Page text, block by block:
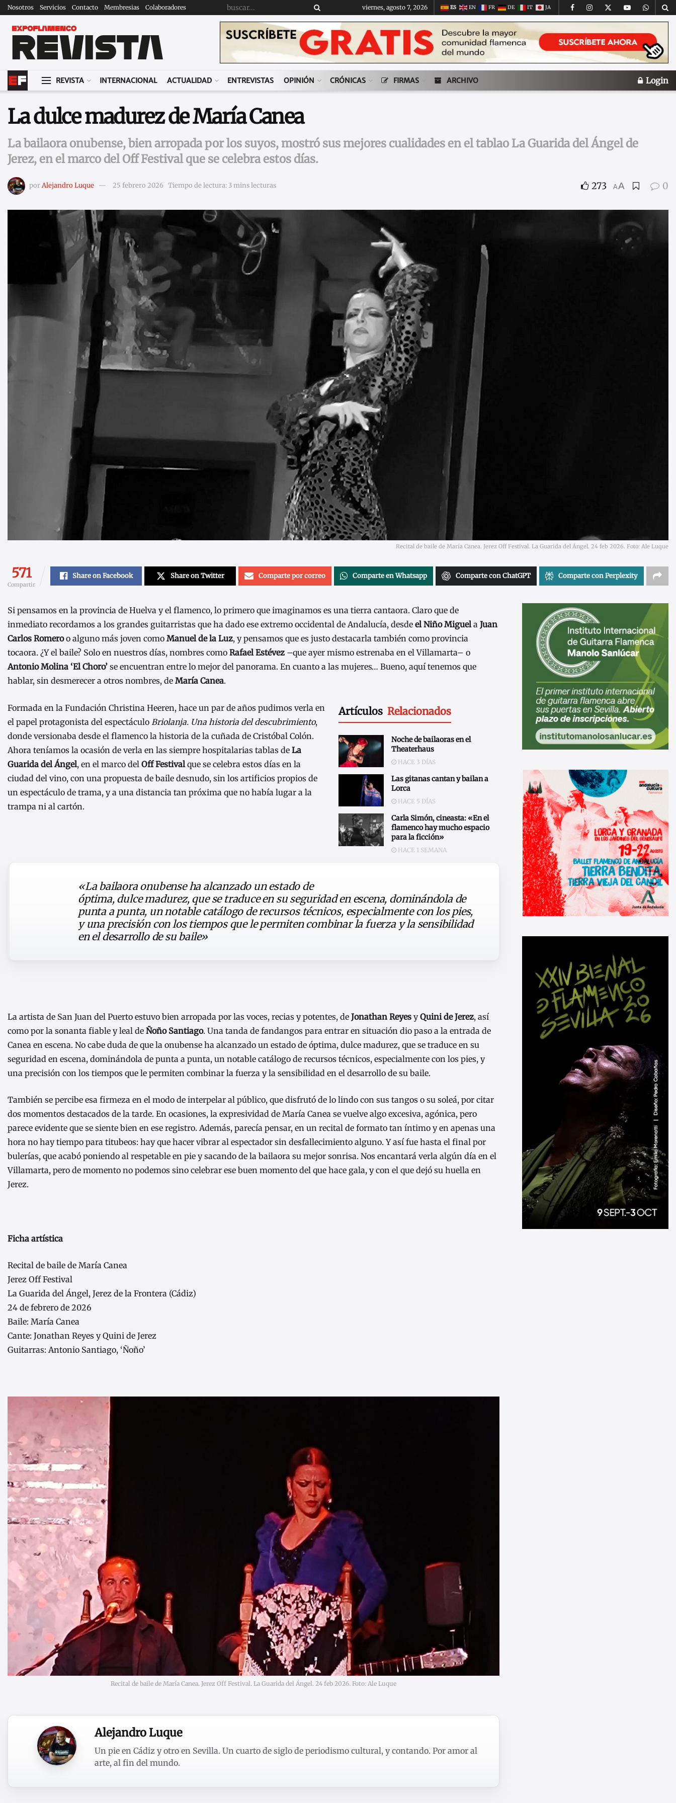
Nosotros Servicios Contacto Membresias Colaboradores viernes, agosto 7, 2026 ES EN FR DE IT JA
REVISTA INTERNACIONAL ACTUALIDAD ENTREVISTAS OPINIÓN CRÓNICAS FIRMAS ARCHIVO Login
La dulce madurez de María Canea
La bailaora onubense, bien arropada por los suyos, mostró sus mejores cualidades en el tablao La Guarida del Ángel de
Jerez, en el marco del Off Festival que se celebra estos días.
porAlejandro Luque 25 febrero 2026 Tiempo de lectura: 3 mins lecturas 273 AA 0
Recital de baile de María Canea. Jerez Off Festival. La Guarida del Ángel. 24 feb 2026. Foto: Ale Luque
571
Compartir
Share on Facebook Share on Twitter Comparte por correo Comparte en Whatsapp Comparte con ChatGPT Comparte con Perplexity
Si pensamos en la provincia de Huelva y el flamenco, lo primero que imaginamos es una tierra cantaora. Claro que de
inmediato recordamos a los grandes guitarristas que ha dado ese extremo occidental de Andalucía, desde el Niño Miguela Juan
Carlos Romeroo alguno más joven como Manuel de la Luz, y pensamos que es justo destacarla también como provincia
tocaora. ¿Y el baile? Solo en nuestros días, nombres como Rafael Estévez –que ayer mismo estrenaba en el Villamarta– o
Antonio Molina ‘El Choro’ se encuentran entre lo mejor del panorama. En cuanto a las mujeres… Bueno, aquí tenemos que
hablar, sin desmerecer a otros nombres, de María Canea.
Artículos Relacionados
Noche de bailaoras en el
Theaterhaus
HACE 3 DÍAS
Las gitanas cantan y bailan a
Lorca
HACE 5 DÍAS
Carla Simón, cineasta: «En el
flamenco hay mucho espacio
para la ficción»
HACE 1 SEMANA
Formada en la Fundación Christina Heeren, hace un par de años pudimos verla en
el papel protagonista del espectáculo Briolanja. Una historia del descubrimiento,
donde versionaba desde el flamenco la historia de la cuñada de Cristóbal Colón.
Ahora teníamos la ocasión de verla en las siempre hospitalarias tablas de La
Guarida del Ángel, en el marco del Off Festivalque se celebra estos días en la
ciudad del vino, con una propuesta de baile desnudo, sin los artificios propios de
un espectáculo de trama, y a una distancia tan próxima que no había lugar a la
trampa ni al cartón.
«La bailaora onubense ha alcanzado un estado de
óptima, dulce madurez, que se traduce en su seguridad en escena, dominándola de
punta a punta, un notable catálogo de recursos técnicos, especialmente con los pies,
y una precisión con los tiempos que le permiten combinar la fuerza y la sensibilidad
en el desarrollo de su baile»
La artista de San Juan del Puerto estuvo bien arropada por las voces, recias y potentes, de Jonathan Reyes yQuini de Jerez, así
como por la sonanta fiable y leal de Ñoño Santiago. Una tanda de fandangos para entrar en situación dio paso a la entrada de
Canea en escena. No cabe duda de que la onubense ha alcanzado un estado de óptima, dulce madurez, que se traduce en su
seguridad en escena, dominándola de punta a punta, un notable catálogo de recursos técnicos, especialmente con los pies, y
una precisión con los tiempos que le permiten combinar la fuerza y la sensibilidad en el desarrollo de su baile.
También se percibe esa firmeza en el modo de interpelar al público, que disfrutó de lo lindo con sus tangos o su soleá, por citar
dos momentos destacados de la tarde. En ocasiones, la expresividad de María Canea se vuelve algo excesiva, agónica, pero
parece evidente que se siente bien en ese registro. Además, parecía pensar, en un recital de formato tan íntimo y en apenas una
hora no hay tiempo para titubeos: hay que hacer vibrar al espectador sin desfallecimiento alguno. Y así fue hasta el final por
bulerías, que acabó poniendo al respetable en pie y sacando de la bailaora su mejor sonrisa. Nos encantará verla algún día en el
Villamarta, pero de momento no podemos sino celebrar ese buen momento del que hace gala, y con el que dejó su huella en
Jerez.
Ficha artística
Recital de baile de María Canea
Jerez Off Festival
La Guarida del Ángel, Jerez de la Frontera (Cádiz)
24 de febrero de 2026
Baile: María Canea
Cante: Jonathan Reyes y Quini de Jerez
Guitarras: Antonio Santiago, ‘Ñoño’
Recital de baile de María Canea. Jerez Off Festival. La Guarida del Ángel. 24 feb 2026. Foto: Ale Luque
Alejandro Luque
Un pie en Cádiz y otro en Sevilla. Un cuarto de siglo de periodismo cultural, y contando. Por amor al
arte, al fin del mundo.